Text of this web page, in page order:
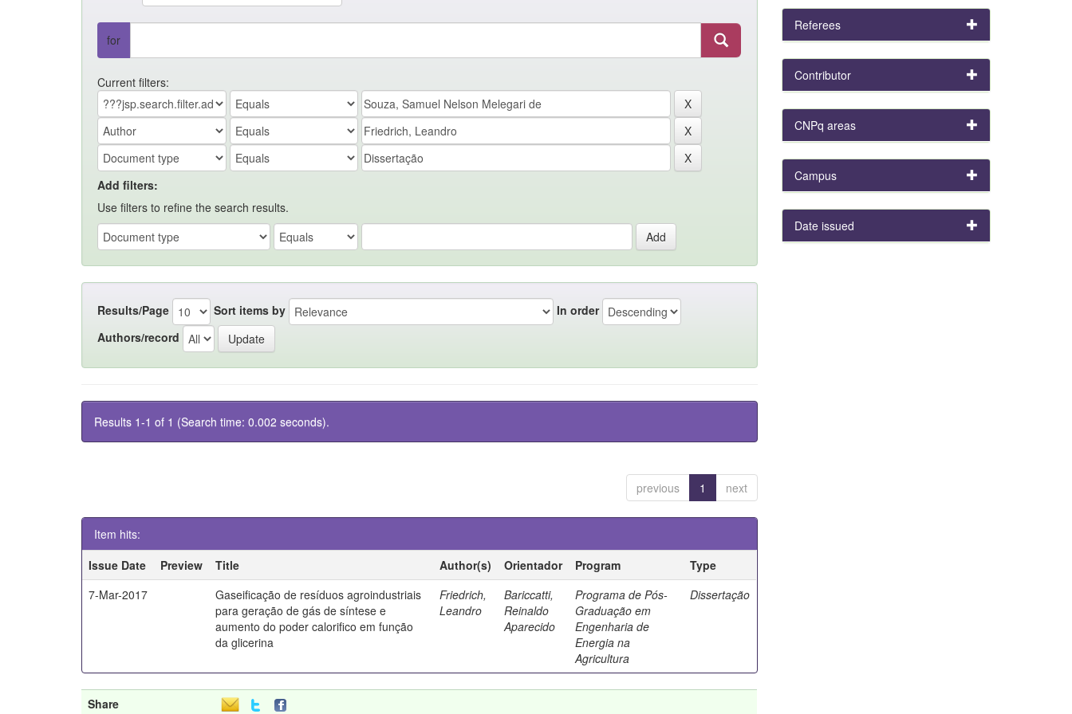
for
Current filters:
Add filters:
Use filters to refine the search results.
Results/Page Sort items by
In order
Authors/record
Results 1-1 of 1 (Search time: 0.002 seconds).
previous 1 next
Item hits:
Issue Date
Preview Title Author(s) Orientador Program
Type
7-Mar-2017
Gaseificação de resíduos agroindustriais
para geração de gás de síntese e
aumento do poder calorifico em função
da glicerina
Friedrich,
Leandro
Bariccatti,
Reinaldo
Aparecido
Programa de Pós-
Graduação em
Engenharia de
Energia na
Agricultura
Dissertação
Share
Referees
Contributor
CNPq areas
Campus
Date issued